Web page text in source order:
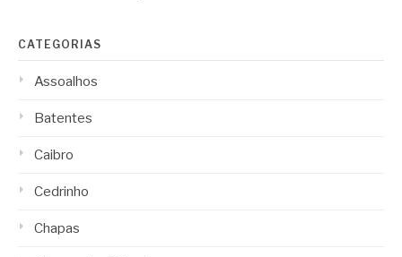
CATEGORIAS
Assoalhos
Batentes
Caibro
Cedrinho
Chapas